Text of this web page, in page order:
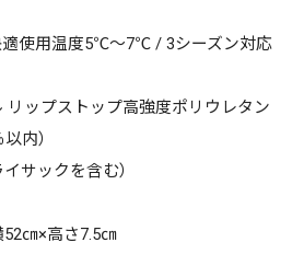
使用温度5℃～7℃ / 3シーズン対応
ップストップ高強度ポリウレタン
内）
ックを含む）
㎝×高さ7.5㎝